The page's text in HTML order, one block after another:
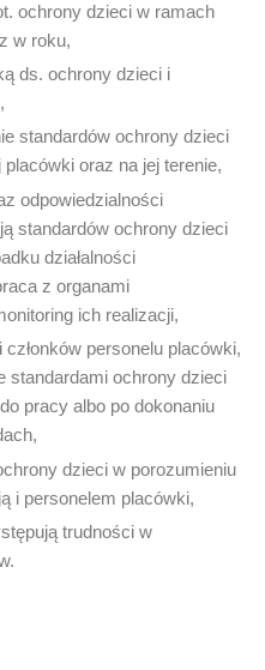
ochrony dzieci w ramach
w roku,
ds. ochrony dzieci i
standardów ochrony dzieci
oraz na jej terenie,
odpowiedzialności
standardów ochrony dzieci
działalności
z organami
ich realizacji,
personelu placówki,
standardami ochrony dzieci
pracy albo po dokonaniu
dzieci w porozumieniu
i personelem placówki,
trudności w